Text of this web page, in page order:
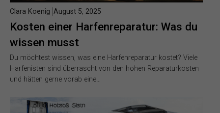
Kosten einer Harfenreparatur: Was du
wissen musst
Clara Koenig August 5, 2025
Du möchtest wissen, was eine Harfenreparatur kostet? Viele
Harfenisten sind überrascht von den hohen Reparaturkosten
und hätten gerne vorab eine…